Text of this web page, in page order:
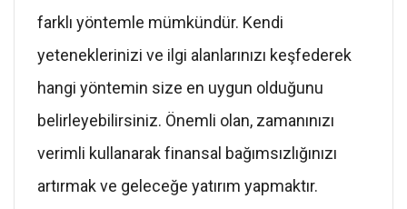
farklı yöntemle mümkündür. Kendi
yeteneklerinizi ve ilgi alanlarınızı keşfederek
hangi yöntemin size en uygun olduğunu
belirleyebilirsiniz. Önemli olan, zamanınızı
verimli kullanarak finansal bağımsızlığınızı
artırmak ve geleceğe yatırım yapmaktır.